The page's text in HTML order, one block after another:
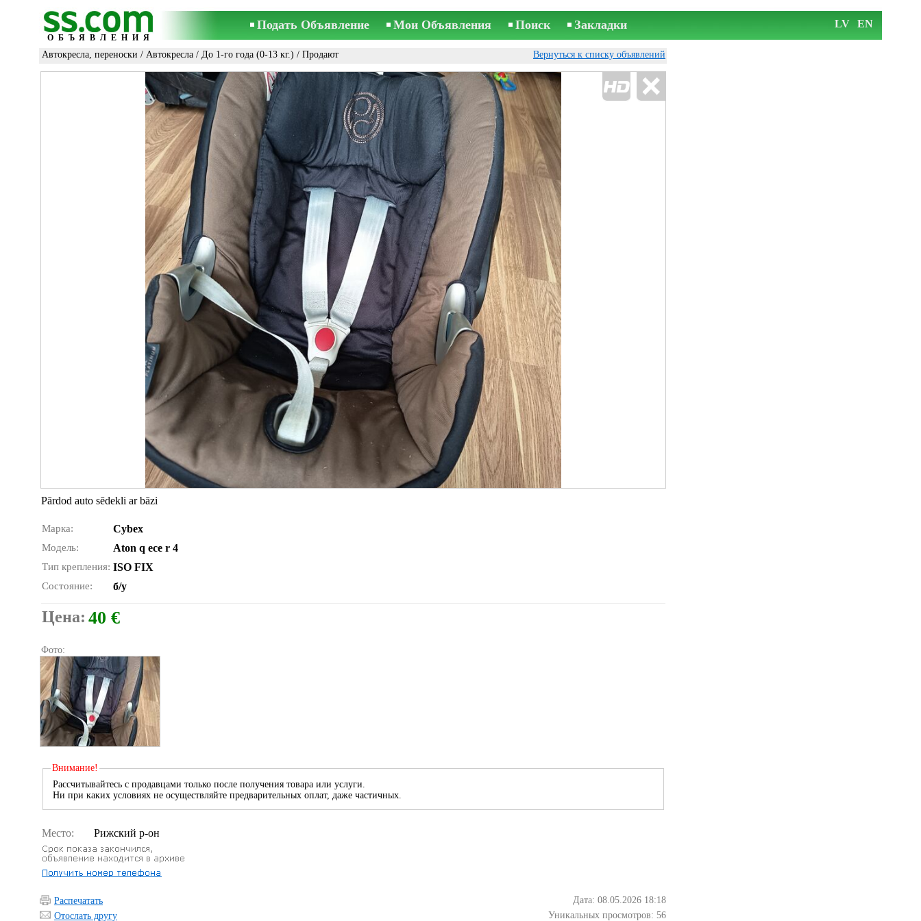
ОБЪЯВЛЕНИЯ
Подать Объявление Мои Объявления Поиск Закладки LV EN
Автокресла, переноски / Автокресла / До 1-го года (0-13 кг.) / Продают Вернуться к списку объявлений
Pārdod auto sēdekli ar bāzi
Марка: Cybex
Модель: Aton q ece r 4
Тип крепления: ISO FIX
Состояние: б/у
Цена: 40 €
Фото:
Внимание!
Рассчитывайтесь с продавцами только после получения товара или услуги.
Ни при каких условиях не осуществляйте предварительных оплат, даже частичных.
Место: Рижский р-он
Распечатать
Дата: 08.05.2026 18:18
Отослать другу
Уникальных просмотров: 56